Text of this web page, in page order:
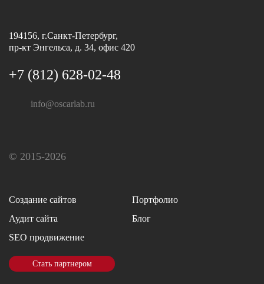
194156, г.Санкт-Петербург,
пр-кт Энгельса, д. 34, офис 420
+7 (812) 628-02-48
info@oscarlab.ru
© 2015-2026
Создание сайтов
Аудит сайта
SEO продвижение
Стать партнером
Портфолио
Блог